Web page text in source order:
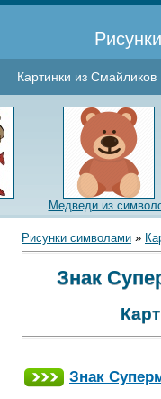
Картинки из Смайликов
Медведи из
Рисунки символами »
Знак
Знак